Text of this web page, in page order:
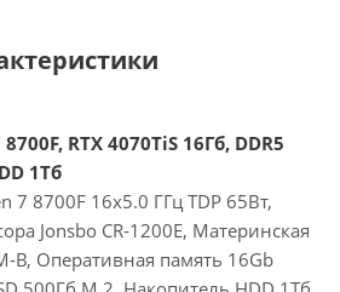
RTX 4070TiS 16Гб, DDR5
1Тб
7 8700F 16x5.0 ГГц TDP 65Вт,
Jonsbo CR-1200E, Материнская
B, Оперативная память 16Gb